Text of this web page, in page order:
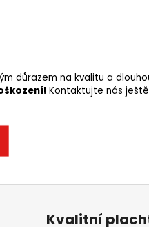
důrazem na kvalitu a
Kontaktujte nás
Kvalitní